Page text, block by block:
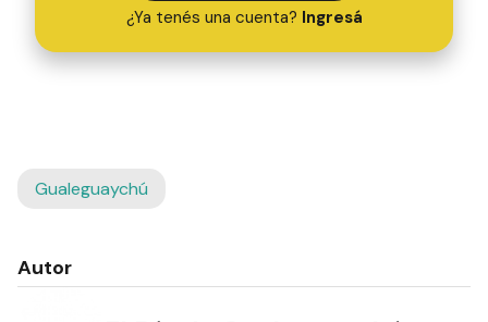
¿Ya tenés una cuenta? Ingresá
Gualeguaychú
Autor